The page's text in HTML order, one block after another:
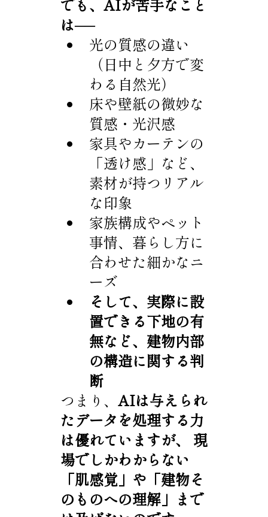
でも、AIが苦手なこと
は──
光の質感の違い
（日中と夕方で変
わる自然光）
床や壁紙の微妙な
質感・光沢感
家具やカーテンの
「透け感」など、
素材が持つリアル
な印象
家族構成やペット
事情、暮らし方に
合わせた細かなニ
ーズ
そして、実際に設
置できる下地の有
無など、建物内部
の構造に関する判
断
つまり、 AIは与えられ
たデータを処理する力
は優れていますが、 現
場でしかわからない
「肌感覚」や「建物そ
のものへの理解」まで